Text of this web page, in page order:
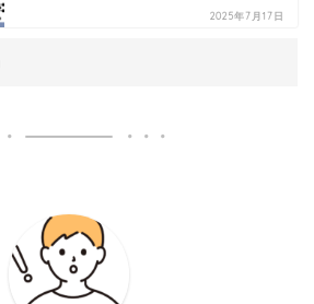
2025年7月17日